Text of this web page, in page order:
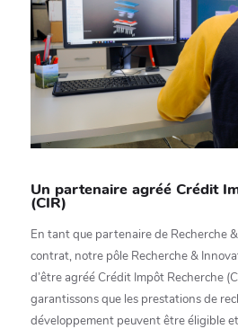
Un partenaire agréé Crédit
(CIR)
En tant que partenaire de Recherche
contrat, notre pôle Recherche &
d’être agréé Crédit Impôt Recherche
garantissons que les prestations de
développement peuvent être éligible